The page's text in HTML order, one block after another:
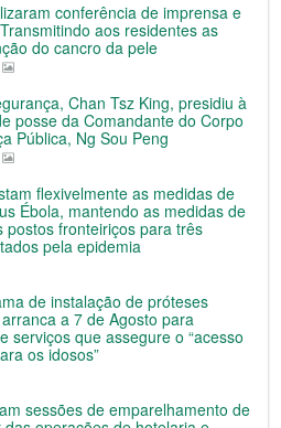
conferência de imprensa e
aos residentes as
do cancro da pele
Chan Tsz King, presidiu à
posse da Comandante do Corpo
Pública, Ng Sou Peng
flexivelmente as medidas de
Ébola, mantendo as medidas de
postos fronteiriços para três
pela epidemia
de instalação de próteses
a 7 de Agosto para
serviços que assegure o “acesso
os idosos”
sessões de emparelhamento de